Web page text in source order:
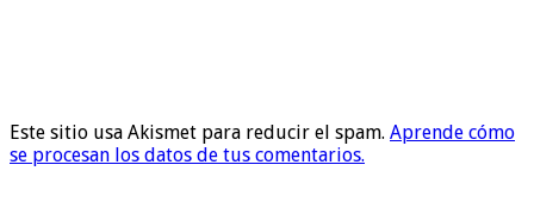
Este sitio usa Akismet para reducir el spam. Aprende cómo
se procesan los datos de tus comentarios.